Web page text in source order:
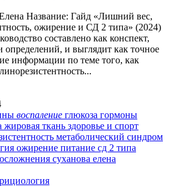
Название: Гайд «Лишний вес,
ожирение и СД 2 типа» (2024)
составлено как конспект,
определений, и выглядит как точное
информации по теме того, как
воспаление глюкоза гормоны
жировая ткань здоровье и спорт
метаболический синдром
ожирение питание сд 2 типа
суханова елена